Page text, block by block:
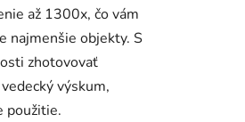
až 1300x, čo vám
najmenšie objekty. S
zhotovovať
výskum,
použitie.